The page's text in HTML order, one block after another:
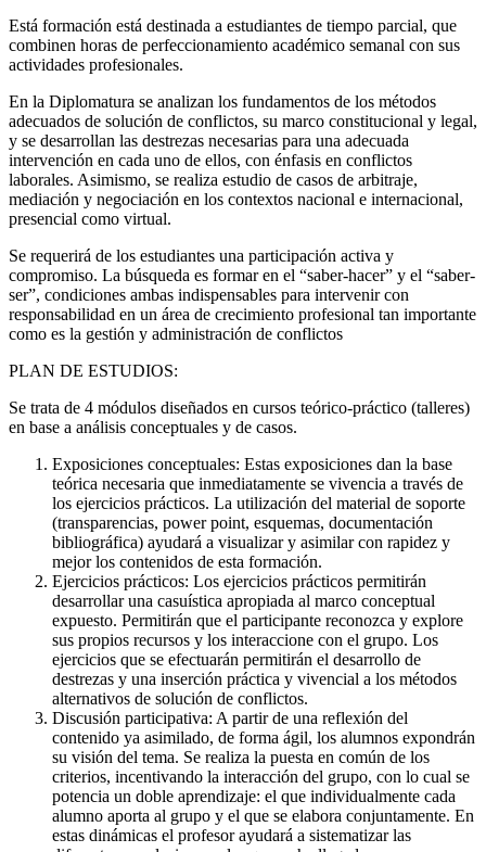
Está formación está destinada a estudiantes de tiempo parcial, que
combinen horas de perfeccionamiento académico semanal con sus
actividades profesionales.
En la Diplomatura se analizan los fundamentos de los métodos
adecuados de solución de conflictos, su marco constitucional y legal,
y se desarrollan las destrezas necesarias para una adecuada
intervención en cada uno de ellos, con énfasis en conflictos
laborales. Asimismo, se realiza estudio de casos de arbitraje,
mediación y negociación en los contextos nacional e internacional,
presencial como virtual.
Se requerirá de los estudiantes una participación activa y
compromiso. La búsqueda es formar en el “saber-hacer” y el “saber-
ser”, condiciones ambas indispensables para intervenir con
responsabilidad en un área de crecimiento profesional tan importante
como es la gestión y administración de conflictos
PLAN DE ESTUDIOS:
Se trata de 4 módulos diseñados en cursos teórico-práctico (talleres)
en base a análisis conceptuales y de casos.
Exposiciones conceptuales: Estas exposiciones dan la base
teórica necesaria que inmediatamente se vivencia a través de
los ejercicios prácticos. La utilización del material de soporte
(transparencias, power point, esquemas, documentación
bibliográfica) ayudará a visualizar y asimilar con rapidez y
mejor los contenidos de esta formación.
Ejercicios prácticos: Los ejercicios prácticos permitirán
desarrollar una casuística apropiada al marco conceptual
expuesto. Permitirán que el participante reconozca y explore
sus propios recursos y los interaccione con el grupo. Los
ejercicios que se efectuarán permitirán el desarrollo de
destrezas y una inserción práctica y vivencial a los métodos
alternativos de solución de conflictos.
Discusión participativa: A partir de una reflexión del
contenido ya asimilado, de forma ágil, los alumnos expondrán
su visión del tema. Se realiza la puesta en común de los
criterios, incentivando la interacción del grupo, con lo cual se
potencia un doble aprendizaje: el que individualmente cada
alumno aporta al grupo y el que se elabora conjuntamente. En
estas dinámicas el profesor ayudará a sistematizar las